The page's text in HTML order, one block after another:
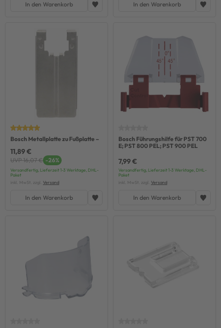
In den Warenkorb In den Warenkorb
Bosch Metallplatte zu Fußplatte –
11,89 €
UVP 16,07 € -26%
Versandfertig, Lieferzeit 1-3 Werktage, DHL-
Paket
inkl. MwSt. zzgl. Versand
In den Warenkorb
Bosch Führungshilfe für PST 700
E; PST 800 PEL; PST 900 PEL
7,99 €
Versandfertig, Lieferzeit 1-3 Werktage, DHL-
Paket
inkl. MwSt. zzgl. Versand
In den Warenkorb